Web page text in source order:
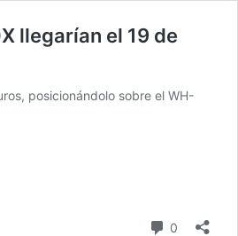
llegarían el 19 de
posicionándolo sobre el WH-
0